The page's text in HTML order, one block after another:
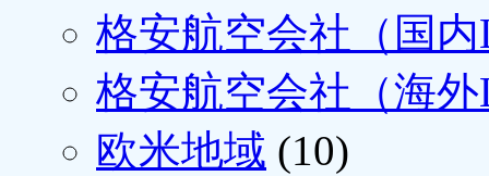
格安航空会社（国
格安航空会社（海
欧米地域 (10)